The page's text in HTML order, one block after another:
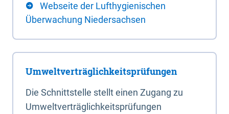
Webseite der Lufthygienischen
Überwachung Niedersachsen
Umweltverträglichkeitsprüfungen
Die Schnittstelle stellt einen Zugang zu
Umweltverträglichkeitsprüfungen